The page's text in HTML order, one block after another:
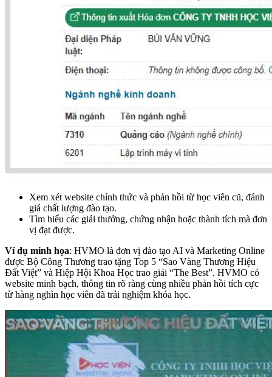
Xem xét website chính thức và phản hồi từ học viên cũ, đánh
giá chất lượng đào tạo.
Tìm hiểu các giải thưởng, chứng nhận hoặc thành tích mà đơn
vị đạt được.
Ví dụ minh họa: HVMO là đơn vị đào tạo AI và Marketing Online
được Bộ Công Thương trao tặng Top 5 “Sao Vàng Thương Hiệu
Đất Việt” và Hiệp Hội Khoa Học trao giải “The Best”. HVMO có
website minh bạch, thông tin rõ ràng cùng nhiều phản hồi tích cực
từ hàng nghìn học viên đã trải nghiệm khóa học.